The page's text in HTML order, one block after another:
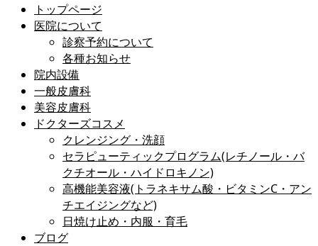
トップページ
医院について
診察予約について
各種お知らせ
院内設備
一般皮膚科
美容皮膚科
ドクターズコスメ
クレンジング・洗顔
セラピューティックプログラム(レチノール・バ
クチオール・ハイドロキノン)
高機能美容液(トラネキサム酸・ビタミンC・アン
チエイジングなど)
日焼け止め・内服・育毛
ブログ